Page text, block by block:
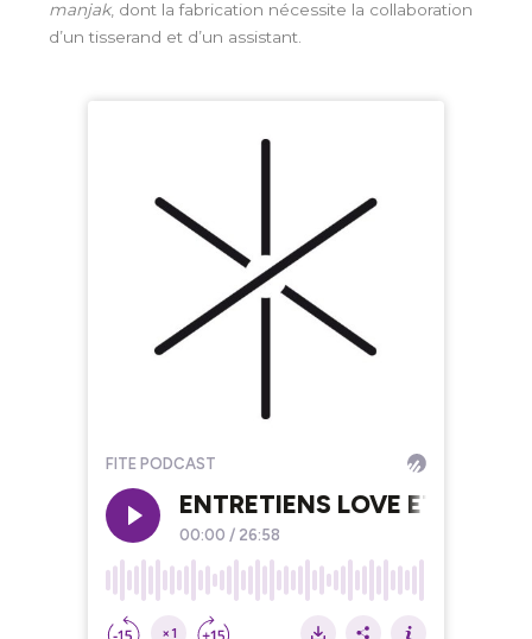
manjak, dont la fabrication nécessite la collaboration
d’un tisserand et d’un assistant.